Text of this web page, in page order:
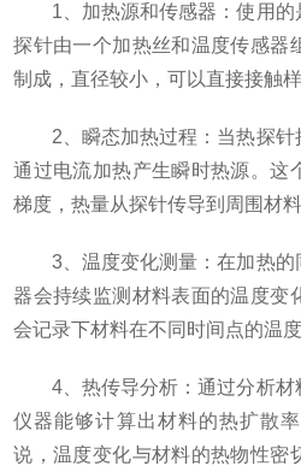
1、加热源和传感器：使用的
探针由一个加热丝和温度传感器
制成，直径较小，可以直接接触样
2、瞬态加热过程：当热探针
通过电流加热产生瞬时热源。这
梯度，热量从探针传导到周围材料
3、温度变化测量：在加热的
器会持续监测材料表面的温度变
会记录下材料在不同时间点的温度
4、热传导分析：通过分析材
仪器能够计算出材料的热扩散
说，温度变化与材料的热物性密